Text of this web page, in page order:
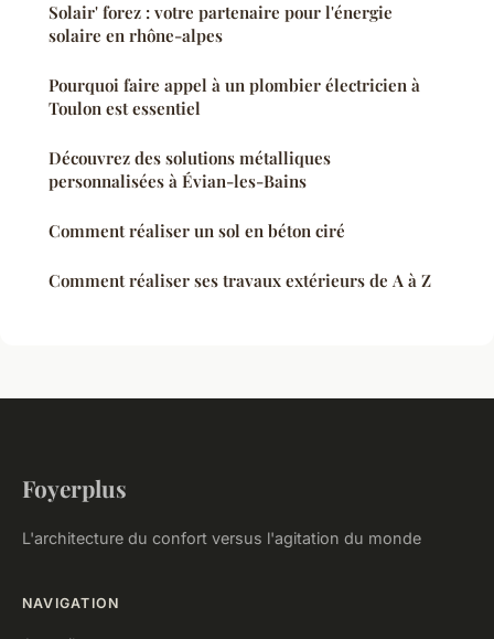
Solair' forez : votre partenaire pour l'énergie
solaire en rhône-alpes
Pourquoi faire appel à un plombier électricien à
Toulon est essentiel
Découvrez des solutions métalliques
personnalisées à Évian-les-Bains
Comment réaliser un sol en béton ciré
Comment réaliser ses travaux extérieurs de A à Z
Foyerplus
L'architecture du confort versus l'agitation du monde
NAVIGATION